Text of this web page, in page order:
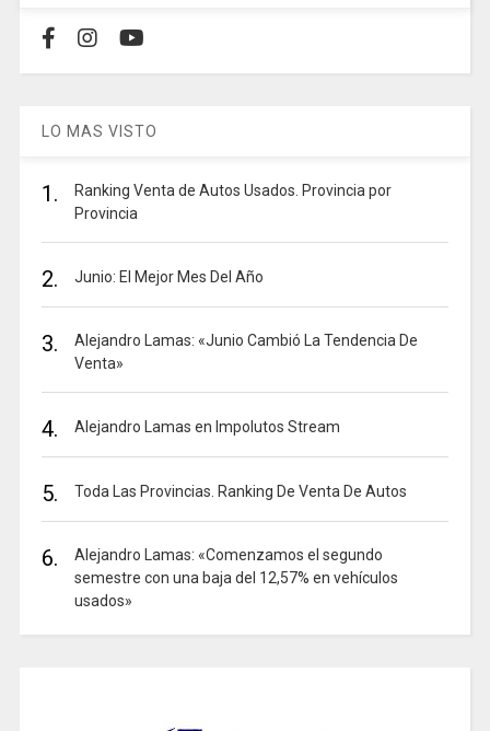
LO MAS VISTO
1.
Ranking Venta de Autos Usados. Provincia por
Provincia
2. Junio: El Mejor Mes Del Año
3.
Alejandro Lamas: «Junio Cambió La Tendencia De
Venta»
4. Alejandro Lamas en Impolutos Stream
5. Toda Las Provincias. Ranking De Venta De Autos
6.
Alejandro Lamas: «Comenzamos el segundo
semestre con una baja del 12,57% en vehículos
usados»